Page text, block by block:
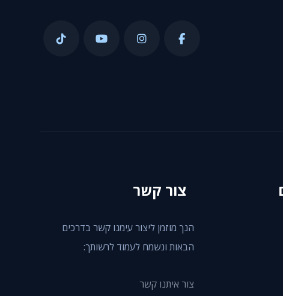
צור קשר
הנך מוזמן ליצור עימנו קשר בדרכים
הבאות ונשמח לעמוד לרשותך:
צור איתנו קשר